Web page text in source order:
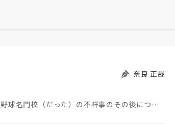
奈良 正哉
夏の甲子園が始まった。その裏側で、広陵やPLなど野球名門校（だった）の不祥事のその後について、「熱…